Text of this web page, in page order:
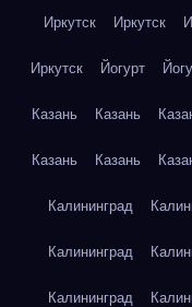
Иркутск Иркутск
Иркутск Йогурт
Казань Казань
Казань Казань
Калининград
Калининград
Калининград